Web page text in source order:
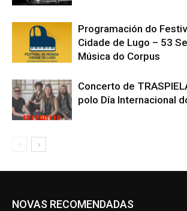
Programación do
Cidade de Lugo – 53
Música do Corpus
Concerto de
polo Día Internacional
NOVAS RECOMENDADAS